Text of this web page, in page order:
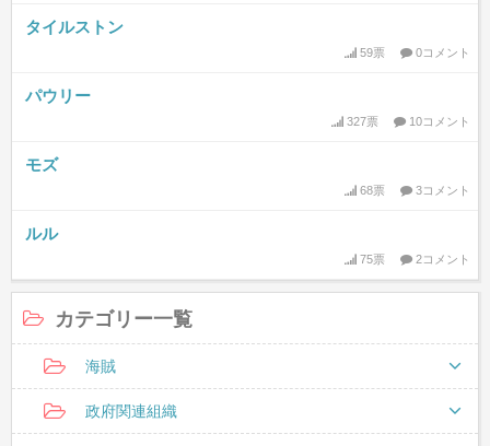
タイルストン
59票 0コメント
パウリー
327票 10コメント
モズ
68票 3コメント
ルル
75票 2コメント
カテゴリー一覧
海賊
政府関連組織